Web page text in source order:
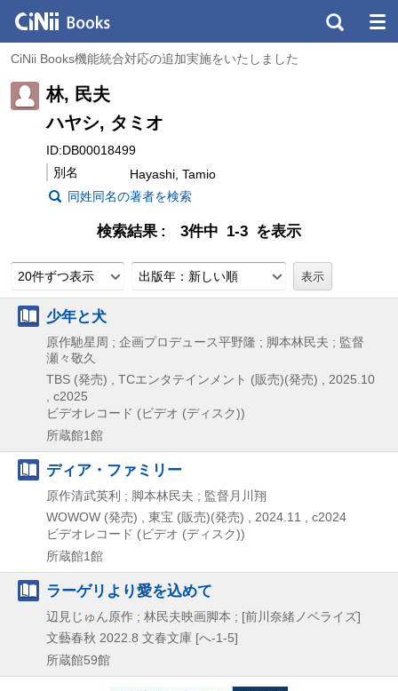
CiNii Books機能統合対応の追加実施をいたしました
林, 民夫
ハヤシ, タミオ
ID:DB00018499
別名
Hayashi, Tamio
同姓同名の著者を検索
検索結果 3件中 1-3 を表示
20件ずつ表示 出版年：新しい順
少年と犬
原作馳星周 ; 企画プロデュース平野隆 ; 脚本林民夫 ; 監督
瀬々敬久
TBS (発売) , TCエンタテインメント (販売)(発売) , 2025.10
, c2025
ビデオレコード (ビデオ (ディスク))
所蔵館1館
ディア・ファミリー
原作清武英利 ; 脚本林民夫 ; 監督月川翔
WOWOW (発売) , 東宝 (販売)(発売) , 2024.11 , c2024
ビデオレコード (ビデオ (ディスク))
所蔵館1館
ラーゲリより愛を込めて
辺見じゅん原作 ; 林民夫映画脚本 ; [前川奈緒ノベライズ]
文藝春秋 2022.8 文春文庫 [へ-1-5]
所蔵館59館